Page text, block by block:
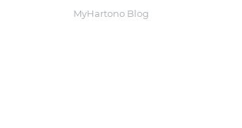
MyHartono Blog